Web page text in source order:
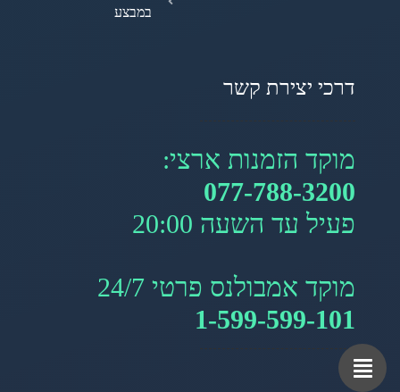
במבצע
דרכי יצירת קשר
מוקד הזמנות ארצי:
077-788-3200
פעיל עד השעה 20:00
מוקד אמבולנס פרטי 24/7
1-599-599-101